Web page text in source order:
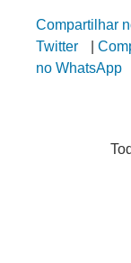
Compartilhar
Twitter
no WhatsApp